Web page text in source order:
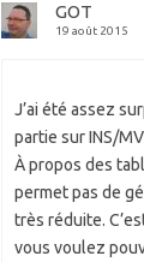
GOT
19 août 2015
J’ai été assez
partie sur INS/
À propos des
permet pas de
très réduite.
vous voulez